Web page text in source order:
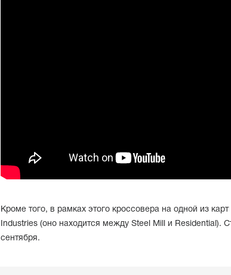
Кроме того, в рамках этого кроссовера на одной из
Industries (оно находится между Steel Mill и Residential).
сентября.